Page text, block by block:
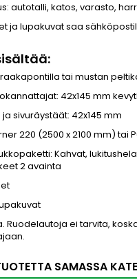
autotalli, katos, varasto,
ja lupakuvat saa
tai mustan
42x145 mm
sivuräystäät: 42x145 mm
220 (2500 x 2100 mm) tai
Kahvat,
2 avainta
Ruodelautoja ei tarvita,
SAMASSA